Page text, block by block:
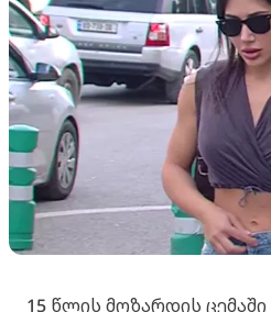
15 წლის მოზარდის